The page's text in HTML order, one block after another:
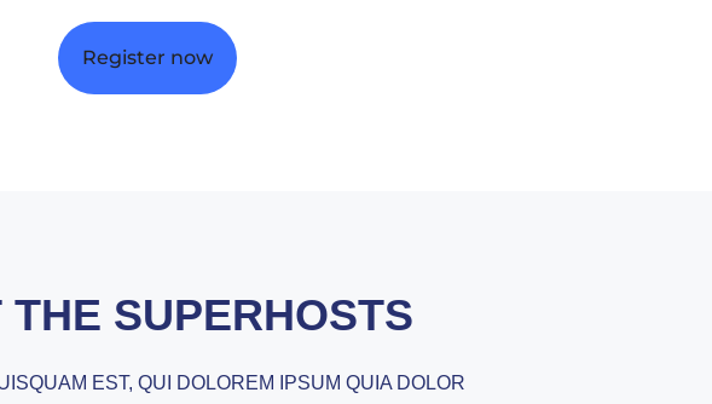
Register now
THE SUPERHOSTS
EST, QUI DOLOREM IPSUM QUIA DOLOR